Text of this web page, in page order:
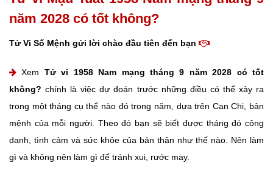
năm 2028 có tốt không?
Tử Vi Số Mệnh gửi lời chào đầu tiên đến bạn
Xem Tử vi 1958 Nam mạng tháng 9 năm 2028 có tốt
không? chính là việc dự đoán trước những điều có thể xảy ra
trong một tháng cụ thể nào đó trong năm, dựa trên Can Chi, bản
mệnh của mỗi người. Theo đó bạn sẽ biết được tháng đó công
danh, tình cảm và sức khỏe của bản thân như thế nào. Nên làm
gì và không nên làm gì để tránh xui, rước may.